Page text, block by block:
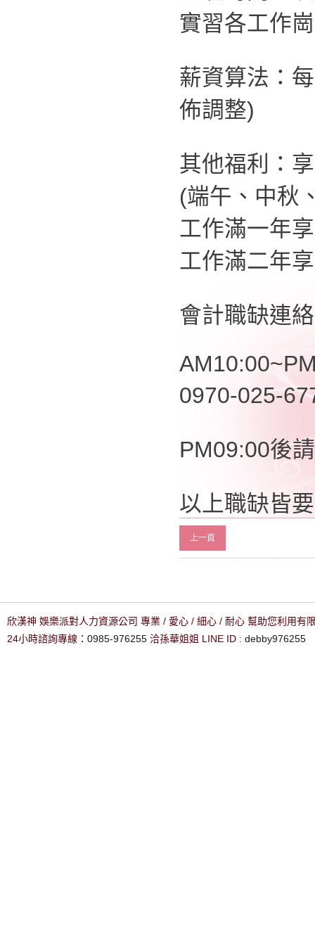
實習各工作
薪資算法：
佈調整)
其他福利：
(端午、中秋
工作滿一年
工作滿二年
會計職缺連
0970-025-
PM09:00後
以上職缺皆
上一頁
欣漢神 娛樂派對人力資源公司 專業 / 愛心 / 細心 / 耐心 幫助您利用有
24小時諮詢專線： 0985-976255 洽孫華姐姐 LINE ID : debby976255